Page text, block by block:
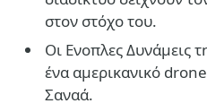
στον στόχο του.
Οι Ενοπλες Δυνάμεις
ένα αμερικανικό
Σαναά.